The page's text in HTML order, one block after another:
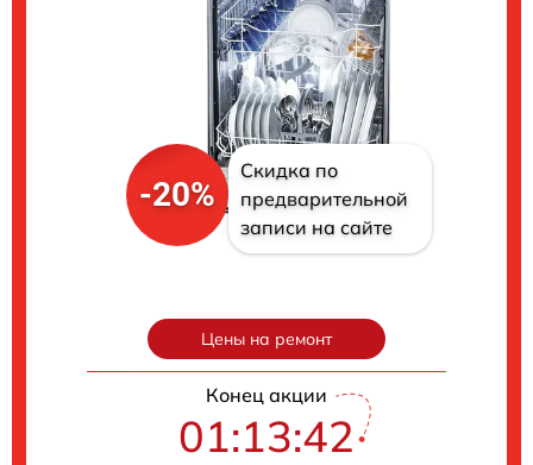
-20%
Скидка по
предварительной
записи на сайте
Цены на ремонт
Конец акции
01:13:41